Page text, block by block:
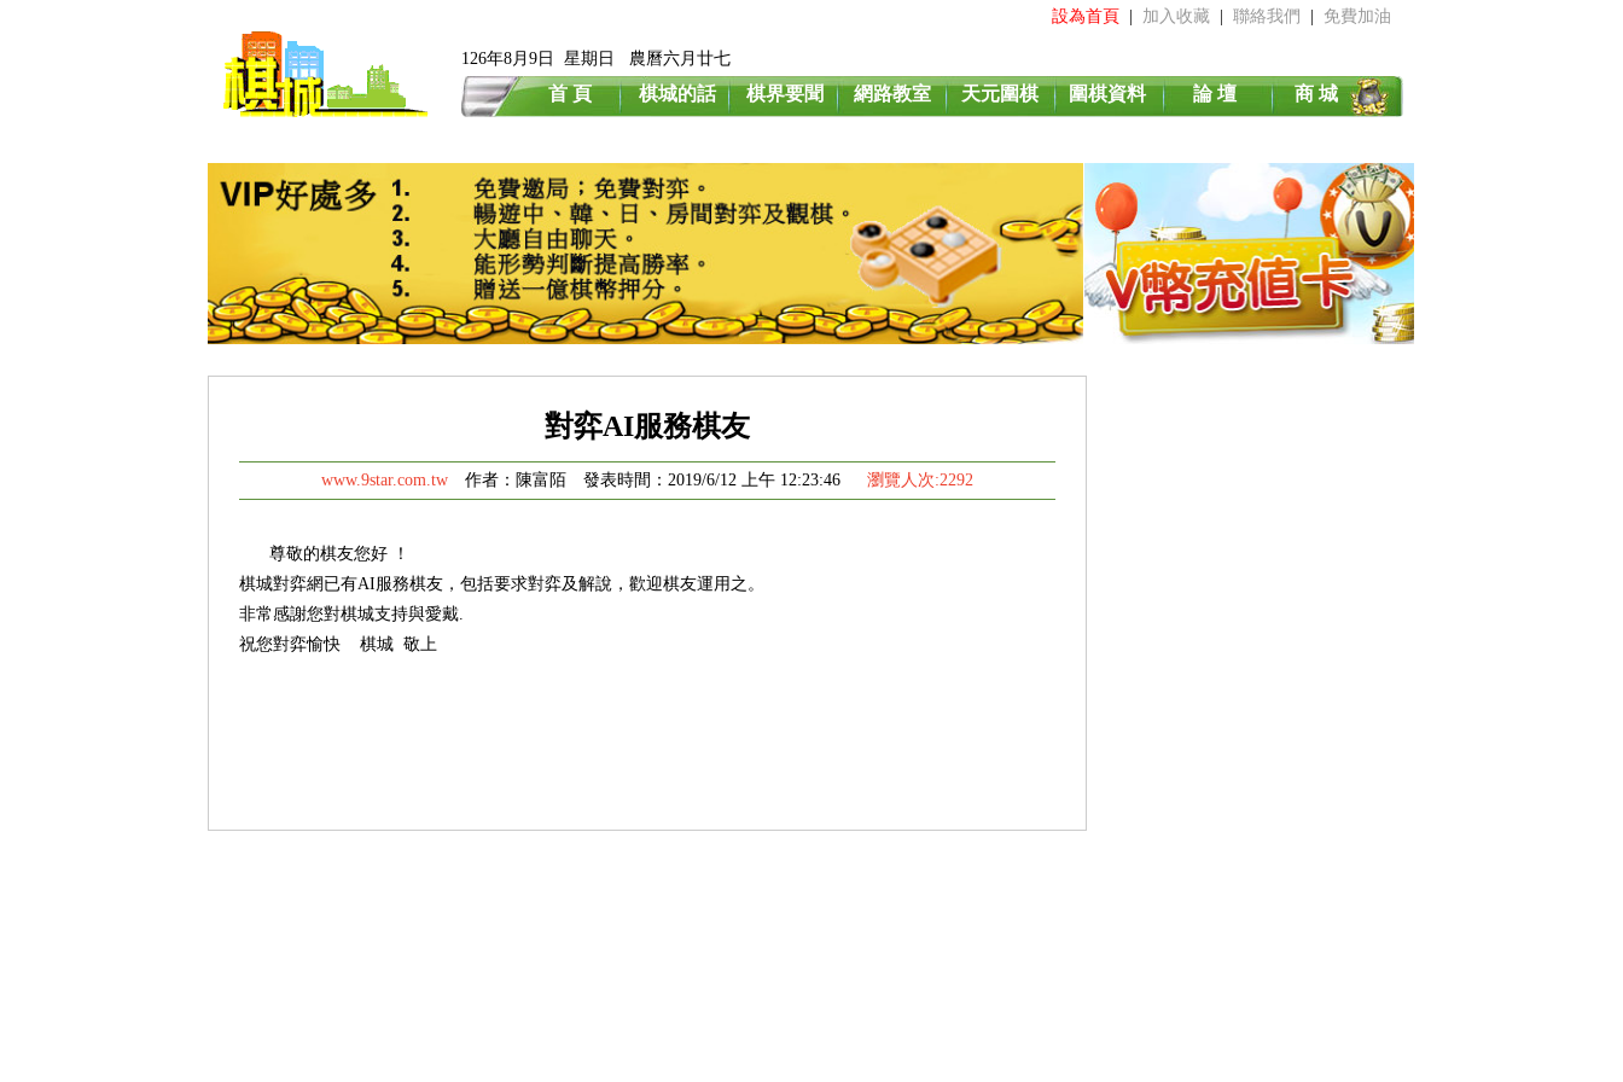
126年8月9日 星期日 農曆六月廿七
設為首頁 加入收藏 聯絡我們 免費加油
首 頁 棋城的話 棋界要聞 網路教室 天元圍棋 圍棋資料 論 壇 商 城
對弈AI服務棋友
www.9star.com.tw 作者：陳富陌 發表時間：2019/6/12 上午 12:23:46 瀏覽人次:2292
尊敬的棋友您好 ！
棋城對弈網已有AI服務棋友，包括要求對弈及解說，歡迎棋友運用之。
非常感謝您對棋城支持與愛戴.
祝您對弈愉快 棋城 敬上